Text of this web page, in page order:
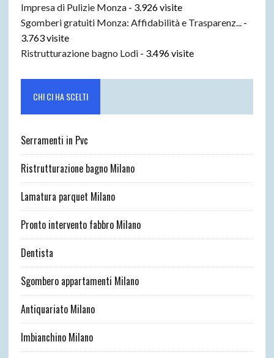
Impresa di Pulizie Monza- 3.926 visite
Sgomberi gratuiti Monza: Affidabilità e Trasparenz...-
3.763 visite
Ristrutturazione bagno Lodi- 3.496 visite
CHI CI HA SCELTI
Serramenti in Pvc
Ristrutturazione bagno Milano
Lamatura parquet Milano
Pronto intervento fabbro Milano
Dentista
Sgombero appartamenti Milano
Antiquariato Milano
Imbianchino Milano